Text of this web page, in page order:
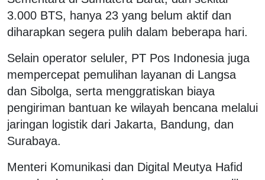
3.000 BTS, hanya 23 yang belum aktif dan
diharapkan segera pulih dalam beberapa hari.
Selain operator seluler, PT Pos Indonesia juga
mempercepat pemulihan layanan di Langsa
dan Sibolga, serta menggratiskan biaya
pengiriman bantuan ke wilayah bencana melalui
jaringan logistik dari Jakarta, Bandung, dan
Surabaya.
Menteri Komunikasi dan Digital Meutya Hafid